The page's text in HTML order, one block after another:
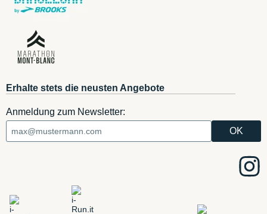
Erhalte stets die neusten Angebote
Anmeldung zum Newsletter: